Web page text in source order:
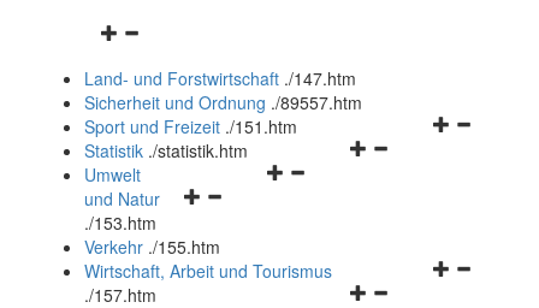
Navigationsmenü
und
schließen
Land- und Forstwirtschaft ./147.htm
Sicherheit und Ordnung ./89557.htm
Navigationsmenü
Sport und Freizeit ./151.htm
Navigationsmenü
Statistik ./statistik.htm
Navigationsmenü
und
schließen
Umwelt
und Natur
./153.htm
Verkehr ./155.htm
Navigationsmenü
Wirtschaft, Arbeit und Tourismus
./157.htm